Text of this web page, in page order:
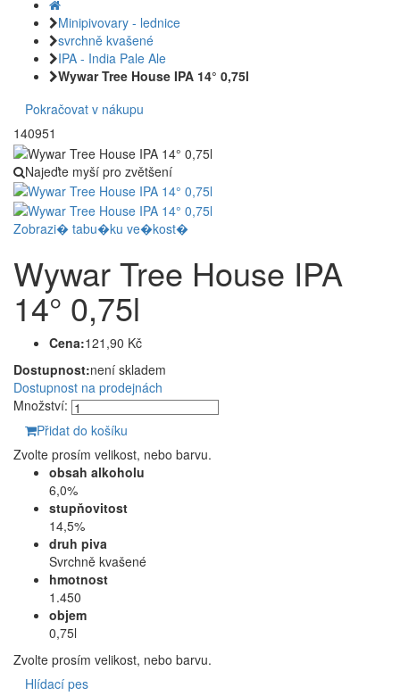
Minipivovary - lednice
svrchně kvašené
IPA - India Pale Ale
Wywar Tree House IPA 14° 0,75l
Pokračovat v nákupu
140951
Najeďte myší pro zvětšení
Zobrazi� tabu�ku ve�kost�
Wywar Tree House IPA
14° 0,75l
Cena:121,90 Kč
Dostupnost:není skladem
Dostupnost na prodejnách
Množství:
Přidat do košíku
Zvolte prosím velikost, nebo barvu.
obsah alkoholu
6,0%
stupňovitost
14,5%
druh piva
Svrchně kvašené
hmotnost
1.450
objem
0,75l
Zvolte prosím velikost, nebo barvu.
Hlídací pes